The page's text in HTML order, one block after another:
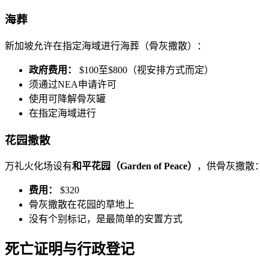
海葬
新加坡允许在指定海域进行海葬（骨灰撒散）：
政府费用：
$100至$800（视安排方式而定）
须通过NEA申请许可
使用可降解骨灰罐
在指定海域进行
花园撒散
万礼火化场设有和平花园（Garden of Peace） ，供骨灰撒散：
费用：
$320
骨灰撒散在花园的草地上
没有个别标记，是最简单的安置方式
死亡证明与行政登记